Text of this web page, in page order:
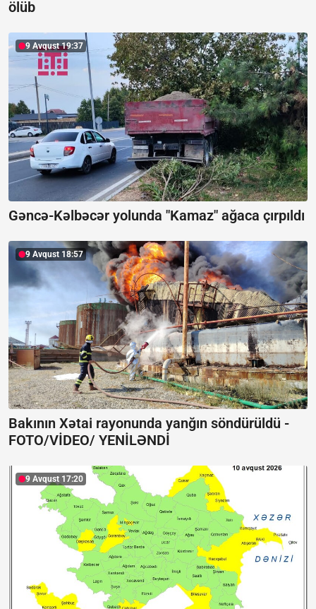
ölüb
9 Avqust 19:37
Gəncə-Kəlbəcər yolunda "Kamaz" ağaca çırpıldı
9 Avqust 18:57
Bakının Xətai rayonunda yanğın söndürüldü -
FOTO/VİDEO/ YENİLƏNDİ
9 Avqust 17:20